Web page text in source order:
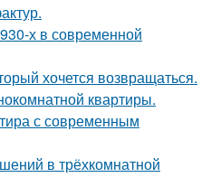
х в современной
хочется возвращаться.
квартиры.
с современным
в трёхкомнатной